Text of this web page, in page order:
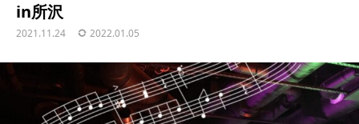
in所沢
2021.11.24 2022.01.05